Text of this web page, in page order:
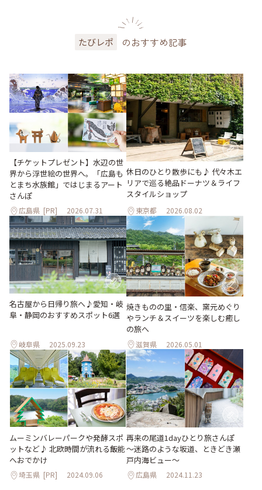
たびレポ のおすすめ記事
【チケットプレゼント】水辺の世
界から浮世絵の世界へ。「広島も
とまち水族館」ではじまるアート
さんぽ
広島県 [PR] 2026.07.31
休日のひとり散歩にも♪ 代々木エ
リアで巡る絶品ドーナツ＆ライフ
スタイルショップ
東京都 2026.08.02
名古屋から日帰り旅へ♪愛知・岐
阜・静岡のおすすめスポット6選
岐阜県 2025.09.23
焼きものの里・信楽、窯元めぐり
やランチ＆スイーツを楽しむ癒し
の旅へ
滋賀県 2026.05.01
ムーミンバレーパークや発酵スポ
ットなど♪ 北欧時間が流れる飯能
へおでかけ
埼玉県 [PR] 2024.09.06
再来の尾道1dayひとり旅さんぽ
～迷路のような坂道、ときどき瀬
戸内海ビュー～
広島県 2024.11.23